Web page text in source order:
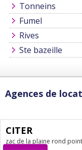
Tonneins
Fumel
Rives
Ste bazeille
Agences de
CITER
zac de la plaine rond